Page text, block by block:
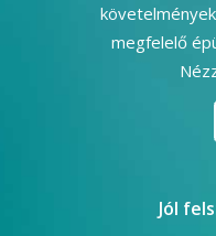
megfelelő
Jól